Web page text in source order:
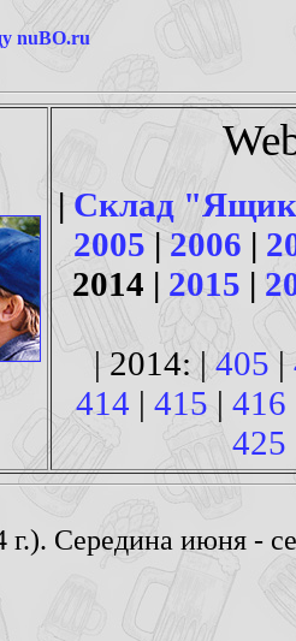
nuBO.ru
| Склад
2005|2006 |
2014 | 2015 |
| 2014: |405 |
414 | 415 | 416
425
Середина июня -